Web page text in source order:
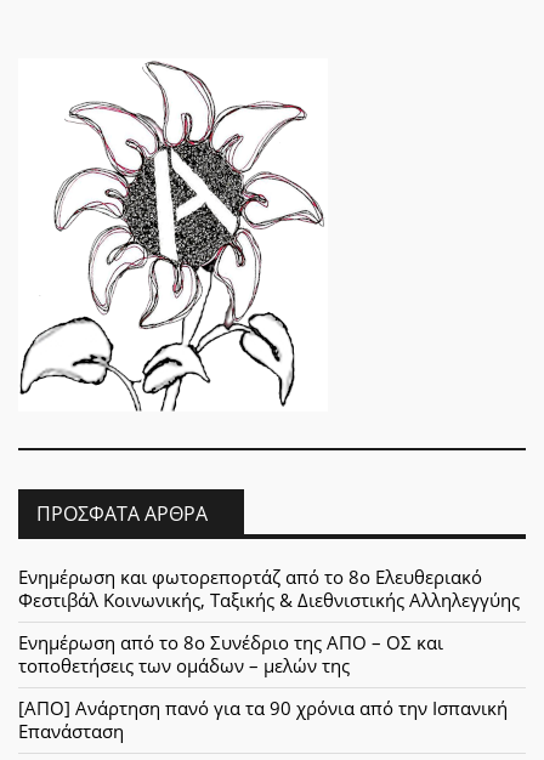
ΠΡΌΣΦΑΤΑ ΆΡΘΡΑ
Ενημέρωση και φωτορεπορτάζ από το 8ο Ελευθεριακό
Φεστιβάλ Κοινωνικής, Ταξικής & Διεθνιστικής Αλληλεγγύης
Ενημέρωση από το 8ο Συνέδριο της ΑΠΟ – ΟΣ και
τοποθετήσεις των ομάδων – μελών της
[ΑΠΟ] Ανάρτηση πανό για τα 90 χρόνια από την Ισπανική
Επανάσταση